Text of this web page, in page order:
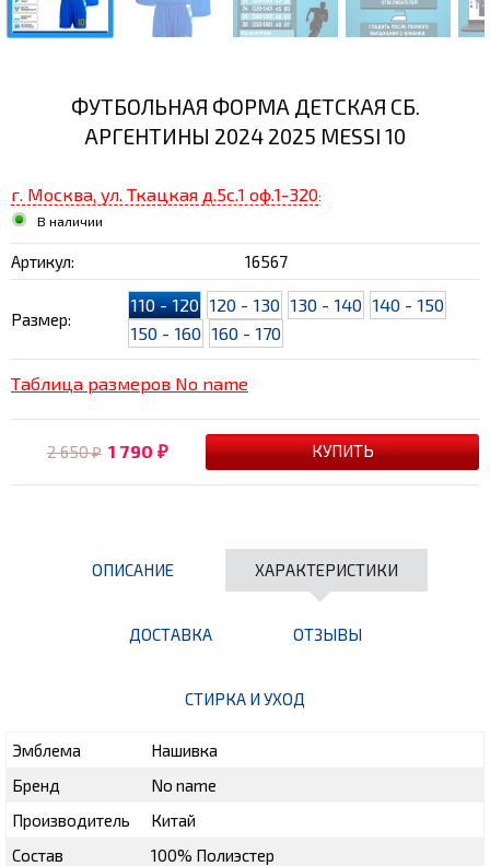
ФУТБОЛЬНАЯ ФОРМА ДЕТСКАЯ СБ.
АРГЕНТИНЫ 2024 2025 MESSI 10
г. Москва, ул. Ткацкая д.5с.1 оф.1-320:
В наличии
Артикул: 16567
Размер:
110 - 120 120 - 130 130 - 140 140 - 150
150 - 160 160 - 170
Таблица размеров No name
2 650₽ 1 790 ₽
ОПИСАНИЕ ХАРАКТЕРИСТИКИ
ДОСТАВКА ОТЗЫВЫ
СТИРКА И УХОД
Эмблема
Нашивка
Бренд
No name
Производитель
Китай
Состав
100% Полиэстер